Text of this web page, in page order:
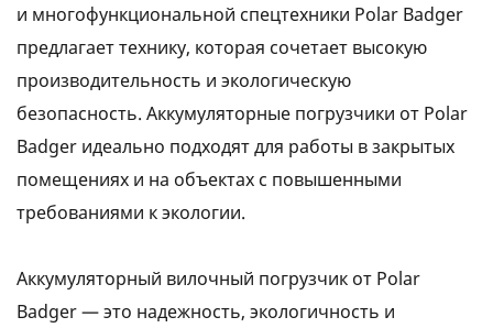
и многофункциональной спецтехники Polar Badger
предлагает технику, которая сочетает высокую
производительность и экологическую
безопасность. Аккумуляторные погрузчики от Polar
Badger идеально подходят для работы в закрытых
помещениях и на объектах с повышенными
требованиями к экологии.
Аккумуляторный вилочный погрузчик от Polar
Badger — это надежность, экологичность и